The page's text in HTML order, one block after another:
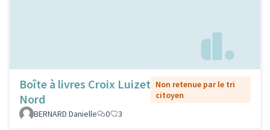
Boîte à livres Croix Luizet
Nord
Non retenue par le tri
citoyen
BERNARD Danielle
0 3